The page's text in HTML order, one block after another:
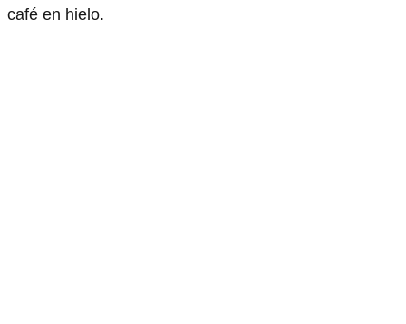
café en hielo.